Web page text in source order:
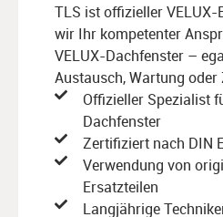
TLS ist offizieller VELUX-
wir Ihr kompetenter
VELUX-Dachfenster –
Austausch, Wartung oder
Offizieller Spezialist
Dachfenster
Zertifiziert nach DIN
Verwendung von
Ersatzteilen
Langjährige